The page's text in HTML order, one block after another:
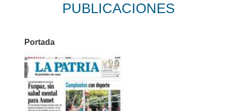
PUBLICACIONES
Portada